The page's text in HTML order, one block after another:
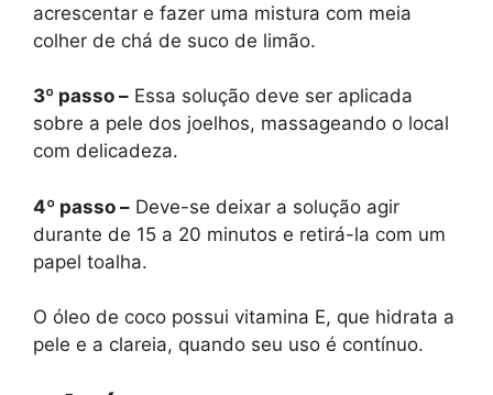
acrescentar e fazer uma mistura com meia
colher de chá de suco de limão.
3º passo – Essa solução deve ser aplicada
sobre a pele dos joelhos, massageando o local
com delicadeza.
4º passo – Deve-se deixar a solução agir
durante de 15 a 20 minutos e retirá-la com um
papel toalha.
O óleo de coco possui vitamina E, que hidrata a
pele e a clareia, quando seu uso é contínuo.